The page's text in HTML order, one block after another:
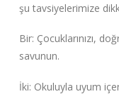
şu tavsiyelerimize
Bir: Çocuklarınızı,
savunun.
İki: Okuluyla uyum